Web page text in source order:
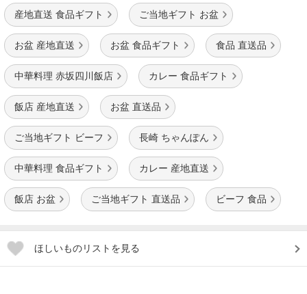
産地直送 食品ギフト ご当地ギフト お盆
お盆 産地直送 お盆 食品ギフト 食品 直送品
中華料理 赤坂四川飯店 カレー 食品ギフト
飯店 産地直送 お盆 直送品
ご当地ギフト ビーフ 長崎 ちゃんぽん
中華料理 食品ギフト カレー 産地直送
飯店 お盆 ご当地ギフト 直送品 ビーフ 食品
ほしいものリストを見る